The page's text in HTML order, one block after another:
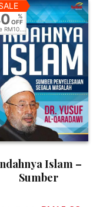
%
OFF
RM10.00
Islam –
Sumber